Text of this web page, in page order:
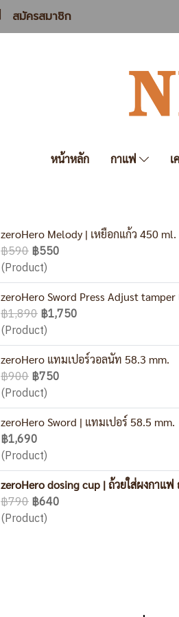
สมัครสมาชิก
หน้าหลัก กาแฟ
zeroHero Melody | เหยือกแก้ว 450 ml.
฿590฿550
(Product)
zeroHero Sword Press Adjust
฿1,890฿1,750
(Product)
zeroHero แทมเปอร์วอลนัท 58.3 mm.
฿900฿750
(Product)
zeroHero Sword | แทมเปอร์ 58.5 mm.
฿1,690
(Product)
zeroHero dosing cup | ถ้วยใส่ผงกาแฟ
฿790฿640
(Product)